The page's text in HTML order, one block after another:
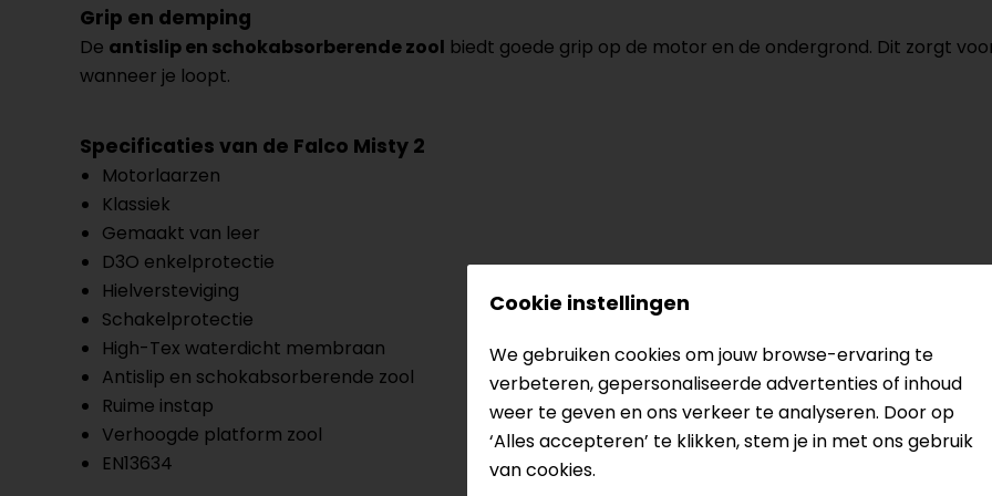
Grip en demping
De antislip en schokabsorberende zool biedt goede grip op de motor en de ondergrond. Dit zorgt
wanneer je loopt.
Specificaties van de Falco Misty 2
Motorlaarzen
Klassiek
Gemaakt van leer
D3O enkelprotectie
Hielversteviging
Schakelprotectie
High-Tex waterdicht membraan
Antislip en schokabsorberende zool
Ruime instap
Verhoogde platform zool
EN13634
Cookie instellingen
We gebruiken cookies om jouw browse-ervaring te
verbeteren, gepersonaliseerde advertenties of inhoud
weer te geven en ons verkeer te analyseren. Door op
‘Alles accepteren’ te klikken, stem je in met ons gebruik
van cookies.